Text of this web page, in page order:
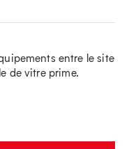
entre le site
de vitre prime.